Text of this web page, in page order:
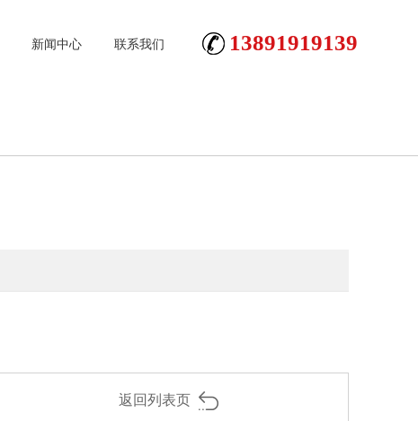
13891919139
新闻中心 联系我们
返回列表页